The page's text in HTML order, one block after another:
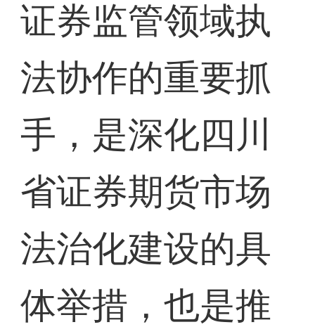
证券监管领域执
法协作的重要抓
手，是深化四川
省证券期货市场
法治化建设的具
体举措，也是推